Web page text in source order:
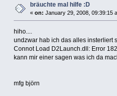
bräuchte mal hilfe :D
« on: January 29, 2008, 09:39:15
hiho....
undzwar hab ich das alles insterliert
Connot Load D2Launch.dll: Error 182
kann mir einer sagen was ich da
mfg björn